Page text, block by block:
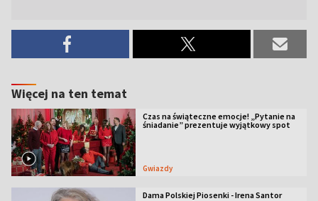
Więcej na ten temat
Czas na świąteczne emocje! „Pytanie na
śniadanie” prezentuje wyjątkowy spot
Gwiazdy
Dama Polskiej Piosenki - Irena Santor